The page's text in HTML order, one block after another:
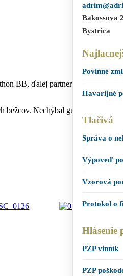
BB, ďalej partnerom,
Nechýbal guľáš, folklórna
Bakossova
Bystrica
Povinné
Havarijné
Tlačivá
Správa o
Výpoveď
Vzorová
Protokol o
Hlásenie
PZP vinník
PZP